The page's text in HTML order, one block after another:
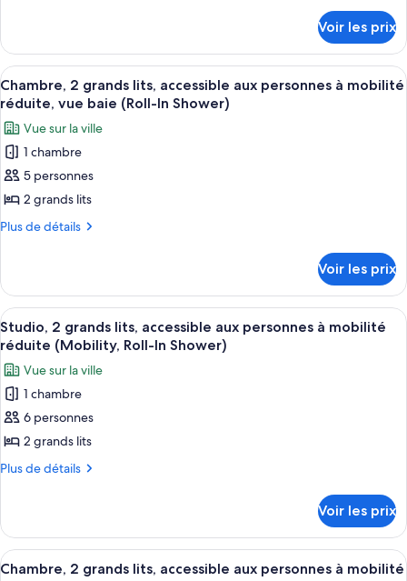
(Hearing)
2
grands
lits,
accessible
aux
personnes
à
mobilité
réduite
(Hearing)
le
type
de
chambre
Chambre,
2
grands
lits,
accessible
aux
à
Voir les prix
Afficher
toutes
les
photos
pour
ce
type
de
2
grands
lits,
accessible
aux
personnes
à
mobilité
réduite,
vue
In
Shower)
Une chambre d’hôtel avec deux lits,
3
Chambre, 2 grands lits, accessible aux personnes à mobilité
réduite, vue baie (Roll-In Shower)
Vue sur la ville
1 chambre
5 personnes
2 grands lits
Plus de détails
Plus
le
type
de
chambre
2
grands
lits,
accessible
aux
à
baie
(Roll-
In
Voir les prix
Afficher
toutes
les
photos
pour
ce
type
de
2
grands
lits,
Une chambre d’hôtel moderne,
8
Studio, 2 grands lits, accessible aux personnes à mobilité
réduite (Mobility, Roll-In Shower)
Vue sur la ville
1 chambre
6 personnes
2 grands lits
Plus de détails
Plus
le
type
de
Voir les prix
Afficher
Une chambre d’hôtel avec deux lits,
3
Chambre, 2 grands lits, accessible aux personnes à mobilité